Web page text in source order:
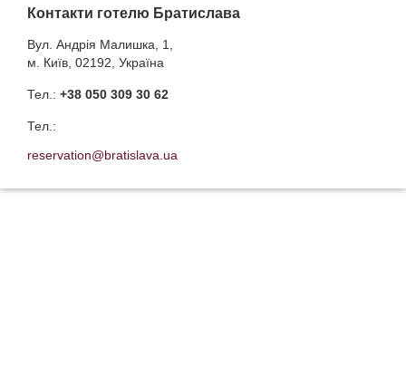
Контакти готелю Братислава
Вул. Андрія Малишка, 1,
м. Київ, 02192, Україна
Тел.: +38 050 309 30 62
Тел.:
reservation@bratislava.ua